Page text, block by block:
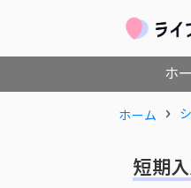
ホ
ホーム
短期